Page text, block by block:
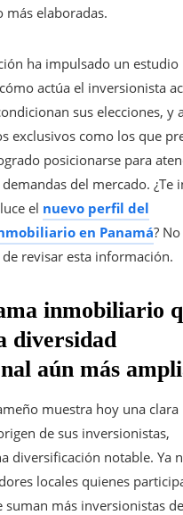
elaboradas.
ha impulsado un estudio
actúa el inversionista
sus elecciones, y
exclusivos como los que
posicionarse para
del mercado. ¿Te
el nuevo perfil del
en Panamá?
revisar esta información.
inmobiliario
diversidad
aún más
muestra hoy una clara
de sus inversionistas,
diversificación notable. Ya
locales quienes
suman más inversionistas de